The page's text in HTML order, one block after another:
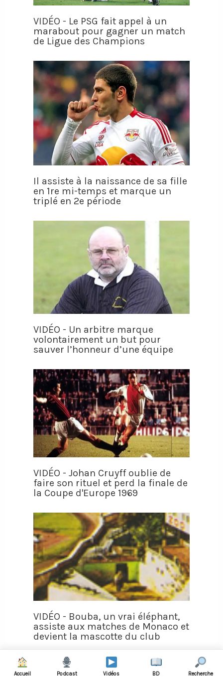
VIDÉO - Le PSG fait appel à un
marabout pour gagner un match
de Ligue des Champions
Il assiste à la naissance de sa fille
en 1re mi-temps et marque un
triplé en 2e période
VIDÉO - Un arbitre marque
volontairement un but pour
sauver l’honneur d’une équipe
VIDÉO - Johan Cruyff oublie de
faire son rituel et perd la finale de
la Coupe d'Europe 1969
VIDÉO - Bouba, un vrai éléphant,
assiste aux matches de Monaco et
devient la mascotte du club
Accueil Podcast Vidéos BD Recherche